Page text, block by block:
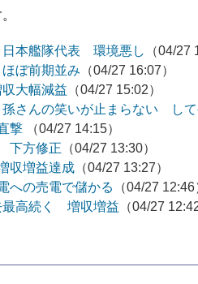
本艦隊代表 環境悪し
（04/27
ぼ前期並み （04/27 16:07）
大幅減益 （04/27 15:02）
さんの笑いが止まらない し
撃
（04/27 14:15）
下方修正 （04/27 13:30）
収増益達成 （04/27 13:27）
への売電で儲かる
（04/27
高続く 増収増益 （04/27